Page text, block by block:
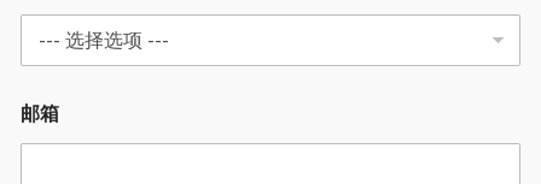
邮箱